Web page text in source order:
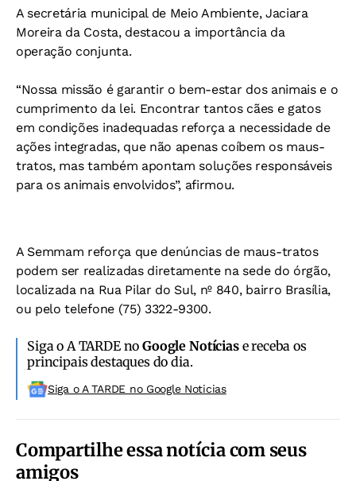
A secretária municipal de Meio Ambiente, Jaciara
Moreira da Costa, destacou a importância da
operação conjunta.
“Nossa missão é garantir o bem-estar dos animais e o
cumprimento da lei. Encontrar tantos cães e gatos
em condições inadequadas reforça a necessidade de
ações integradas, que não apenas coíbem os maus-
tratos, mas também apontam soluções responsáveis
para os animais envolvidos”, afirmou.
A Semmam reforça que denúncias de maus-tratos
podem ser realizadas diretamente na sede do órgão,
localizada na Rua Pilar do Sul, nº 840, bairro Brasília,
ou pelo telefone (75) 3322-9300.
Siga o A TARDE noGoogle Notíciase receba os
principais destaques do dia.
Siga o A TARDE no Google Noticias
Compartilhe essa notícia com seus
amigos